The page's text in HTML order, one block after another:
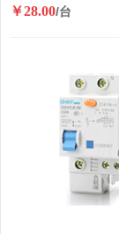
￥28.00/台